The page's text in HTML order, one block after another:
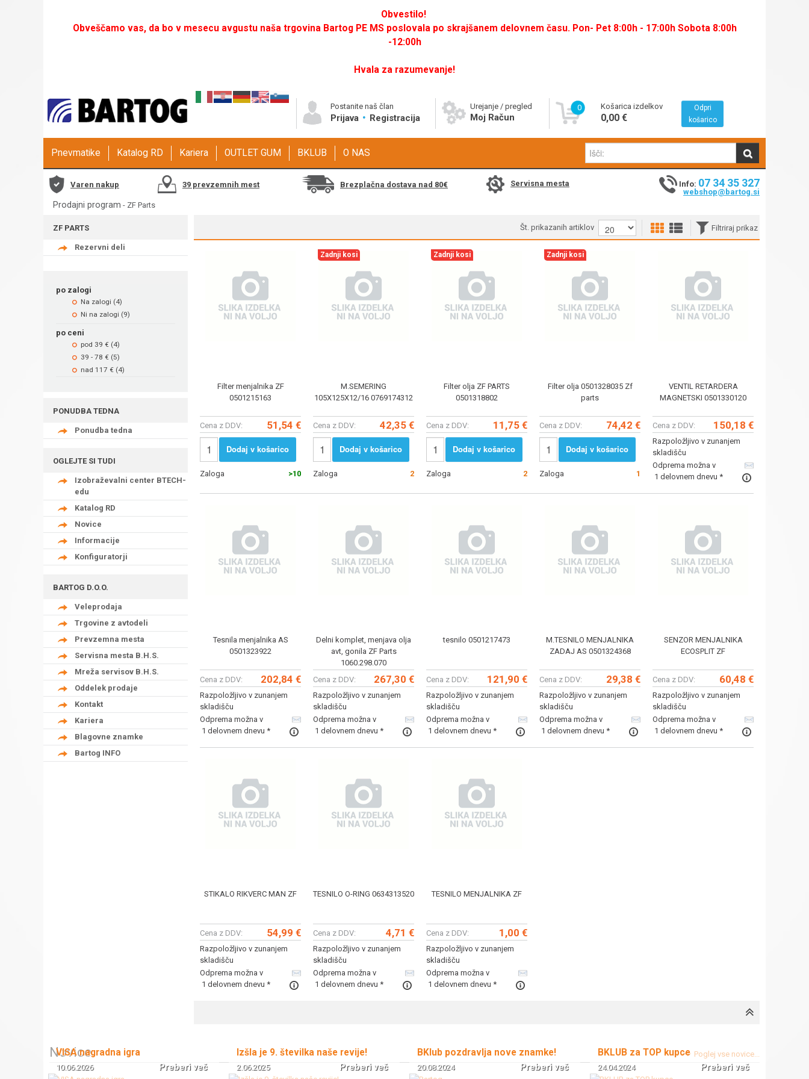
Obvestilo!
Obveščamo vas, da bo v mesecu avgustu naša trgovina Bartog PE MS poslovala po skrajšanem delovnem času. Pon- Pet 8:00h - 17:00h Sobota 8:00h
-12:00h
Hvala za razumevanje!
Postanite naš član
Prijava Registracija
Urejanje / pregled
Moj Račun
0 Košarica izdelkov
0,00 €
Odpri
košarico
Pnevmatike Katalog RD Kariera OUTLET GUM BKLUB O NAS
Varen nakup 39 prevzemnih mest Brezplačna dostava nad 80€ Servisna mesta Info: 07 34 35 327
webshop@bartog.si
Prodajni program - ZF Parts
ZF PARTS
Rezervni deli
po zalogi
Na zalogi (4)
Ni na zalogi (9)
po ceni
pod 39 € (4)
39 - 78 € (5)
nad 117 € (4)
PONUDBA TEDNA
Ponudba tedna
OGLEJTE SI TUDI
Izobraževalni center BTECH-
edu
Katalog RD
Novice
Informacije
Konfiguratorji
BARTOG D.O.O.
Veleprodaja
Trgovine z avtodeli
Prevzemna mesta
Servisna mesta B.H.S.
Mreža servisov B.H.S.
Oddelek prodaje
Kontakt
Kariera
Blagovne znamke
Bartog INFO
Filtriraj prikaz
Št. prikazanih artiklov
Filter menjalnika ZF
0501215163
Cena z DDV: 51,54 €
Dodaj v košarico
Zaloga >10
Zadnji kosi
M.SEMERING
105X125X12/16 0769174312
Cena z DDV: 42,35 €
Dodaj v košarico
Zaloga 2
Zadnji kosi
Filter olja ZF PARTS
0501318802
Cena z DDV: 11,75 €
Dodaj v košarico
Zaloga 2
Zadnji kosi
Filter olja 0501328035 Zf
parts
Cena z DDV: 74,42 €
Dodaj v košarico
Zaloga 1
VENTIL RETARDERA
MAGNETSKI 0501330120
Cena z DDV: 150,18 €
Razpoložljivo v zunanjem
skladišču
Odprema možna v
1 delovnem dnevu *
Tesnila menjalnika AS
0501323922
Cena z DDV: 202,84 €
Razpoložljivo v zunanjem
skladišču
Odprema možna v
1 delovnem dnevu *
Delni komplet, menjava olja
avt, gonila ZF Parts
1060.298.070
Cena z DDV:
267,30 €
Razpoložljivo v zunanjem
skladišču
Odprema možna v
1 delovnem dnevu *
tesnilo 0501217473
Cena z DDV: 121,90 €
Razpoložljivo v zunanjem
skladišču
Odprema možna v
1 delovnem dnevu *
M.TESNILO MENJALNIKA
ZADAJ AS 0501324368
Cena z DDV: 29,38 €
Razpoložljivo v zunanjem
skladišču
Odprema možna v
1 delovnem dnevu *
SENZOR MENJALNIKA
ECOSPLIT ZF
Cena z DDV: 60,48 €
Razpoložljivo v zunanjem
skladišču
Odprema možna v
1 delovnem dnevu *
STIKALO RIKVERC MAN ZF
Cena z DDV: 54,99 €
Razpoložljivo v zunanjem
skladišču
Odprema možna v
1 delovnem dnevu *
TESNILO O-RING 0634313520
Cena z DDV: 4,71 €
Razpoložljivo v zunanjem
skladišču
Odprema možna v
1 delovnem dnevu *
TESNILO MENJALNIKA ZF
Cena z DDV: 1,00 €
Razpoložljivo v zunanjem
skladišču
Odprema možna v
1 delovnem dnevu *
Novice Poglej vse novice...
VISA nagradna igra
10.06.2026 Preberi več
Izšla je 9. številka naše revije!
2.06.2025 Preberi več
BKlub pozdravlja nove znamke!
20.08.2024 Preberi več
BKLUB za TOP kupce
24.04.2024 Preberi več